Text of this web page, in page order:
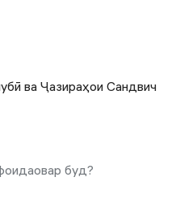
ва Ҷазираҳои Сандвич
буд?